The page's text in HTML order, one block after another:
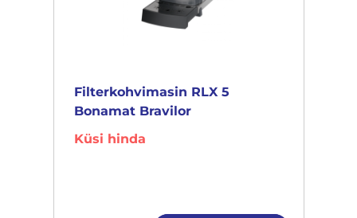
Filterkohvimasin RLX 5
Bonamat Bravilor
Küsi hinda